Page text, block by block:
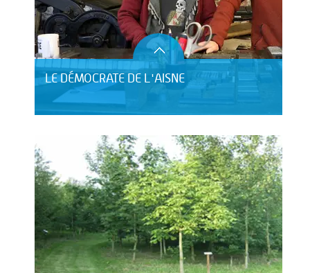
LE DÉMOCRATE DE L'AISNE